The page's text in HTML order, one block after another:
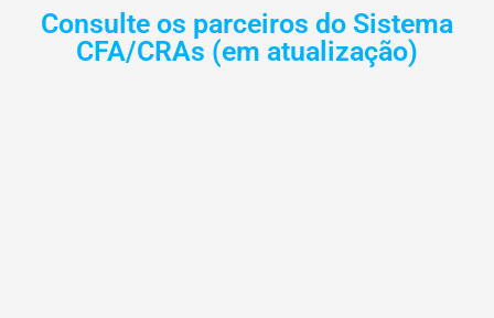
Consulte os parceiros do Sistema
CFA/CRAs (em atualização)